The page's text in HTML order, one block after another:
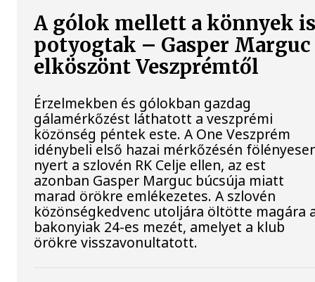
A gólok mellett a könnyek
potyogtak – Gasper Marguc
elköszönt Veszprémtől
Érzelmekben és gólokban gazdag
gálamérkőzést láthatott a veszprémi
közönség péntek este. A One Veszprém
idénybeli első hazai mérkőzésén
nyert a szlovén RK Celje ellen, az est
azonban Gasper Marguc búcsúja miatt
marad örökre emlékezetes. A szlovén
közönségkedvenc utoljára öltötte magára
bakonyiak 24-es mezét, amelyet a klub
örökre visszavonultatott.